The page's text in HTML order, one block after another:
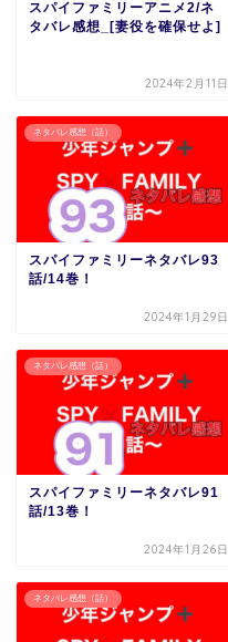
スパイファミリーアニメ2/ネ
タバレ感想_[妻役を確保せよ]
2024年2月11日
ネタバレ感想（話）
スパイファミリーネタバレ93
話/14巻！
2024年1月29日
ネタバレ感想（話）
スパイファミリーネタバレ91
話/13巻！
2024年1月26日
ネタバレ感想（話）